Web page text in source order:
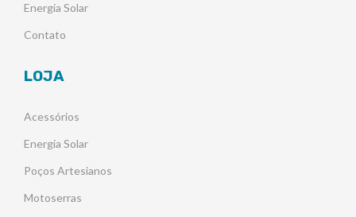
Energia Solar
Contato
LOJA
Acessórios
Energia Solar
Poços Artesianos
Motoserras